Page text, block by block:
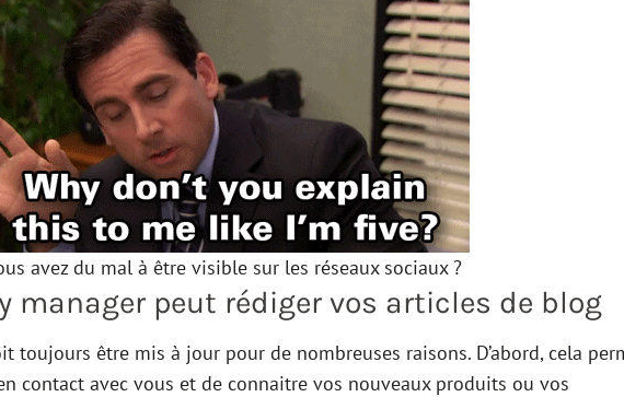
avez du mal à être visible sur les réseaux sociaux ?
manager peut rédiger vos articles de blog
toujours être mis à jour pour de nombreuses raisons. D’abord, cela
contact avec vous et de connaitre vos nouveaux produits ou vos